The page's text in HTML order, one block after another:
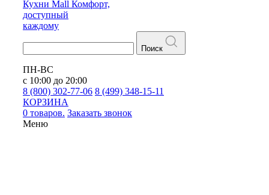
Кухни Mall Комфорт,
доступный
каждому
Поиск
ПН-ВС
с 10:00 до 20:00
8 (800) 302-77-06 8 (499) 348-15-11
КОРЗИНА
0 товаров. Заказать звонок
Меню